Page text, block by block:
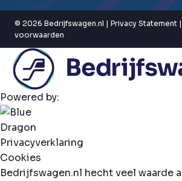
© 2026 Bedrijfswagen.nl | Privacy Statement |
voorwaarden
Powered by:
Privacyverklaring
Cookies
Bedrijfswagen.nl hecht veel waarde